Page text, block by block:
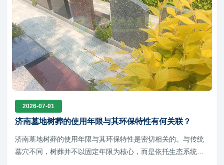
2026-07-01
济南墓地树葬的使用年限与其环保特性有何关联？
济南墓地树葬的使用年限与其环保特性是密切相关的。与传统
墓穴不同，树葬并不以固定年限为核心，而是依托生态系统实